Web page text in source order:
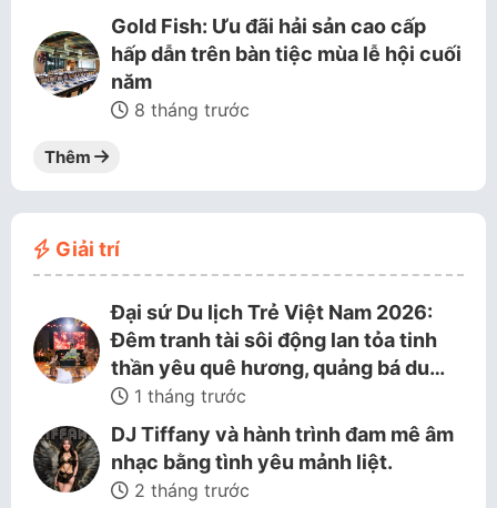
Gold Fish: Ưu đãi hải sản cao cấp
hấp dẫn trên bàn tiệc mùa lễ hội cuối
năm
8 tháng trước
Thêm
Giải trí
Đại sứ Du lịch Trẻ Việt Nam 2026:
Đêm tranh tài sôi động lan tỏa tinh
thần yêu quê hương, quảng bá du…
1 tháng trước
DJ Tiffany và hành trình đam mê âm
nhạc bằng tình yêu mảnh liệt.
2 tháng trước